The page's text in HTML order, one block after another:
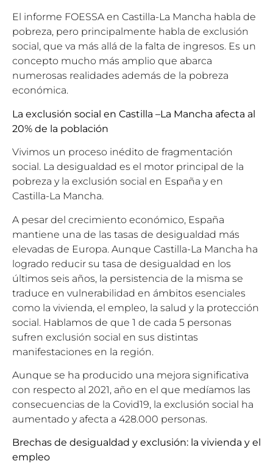
El informe FOESSA en Castilla-La Mancha habla de
pobreza, pero principalmente habla de exclusión
social, que va más allá de la falta de ingresos. Es un
concepto mucho más amplio que abarca
numerosas realidades además de la pobreza
económica.
La exclusión social en Castilla –La Mancha afecta al
20% de la población
Vivimos un proceso inédito de fragmentación
social. La desigualdad es el motor principal de la
pobreza y la exclusión social en España y en
Castilla-La Mancha.
A pesar del crecimiento económico, España
mantiene una de las tasas de desigualdad más
elevadas de Europa. Aunque Castilla-La Mancha ha
logrado reducir su tasa de desigualdad en los
últimos seis años, la persistencia de la misma se
traduce en vulnerabilidad en ámbitos esenciales
como la vivienda, el empleo, la salud y la protección
social. Hablamos de que 1 de cada 5 personas
sufren exclusión social en sus distintas
manifestaciones en la región.
Aunque se ha producido una mejora significativa
con respecto al 2021, año en el que medíamos las
consecuencias de la Covid19, la exclusión social ha
aumentado y afecta a 428.000 personas.
Brechas de desigualdad y exclusión: la vivienda y el
empleo